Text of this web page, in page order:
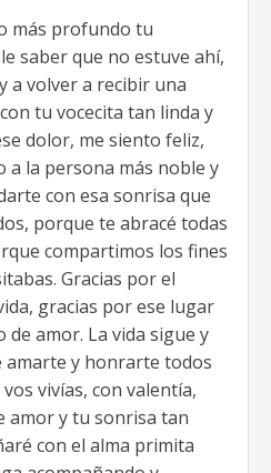
más profundo tu
saber que no estuve ahí,
a volver a recibir una
tu vocecita tan linda y
dolor, me siento feliz,
a la persona más noble y
con esa sonrisa que
porque te abracé todas
compartimos los fines
Gracias por el
gracias por ese lugar
amor. La vida sigue y
amarte y honrarte todos
vivías, con valentía,
amor y tu sonrisa tan
con el alma primita